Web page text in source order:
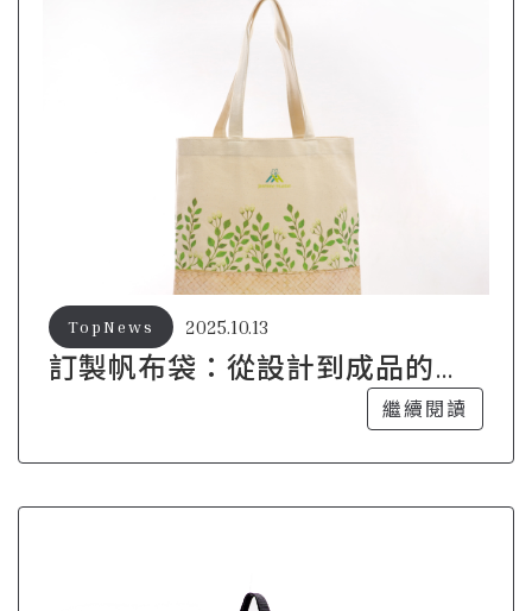
訂製帆布袋：從設計到成品的創
2025.10.13
TopNews
繼續閱讀